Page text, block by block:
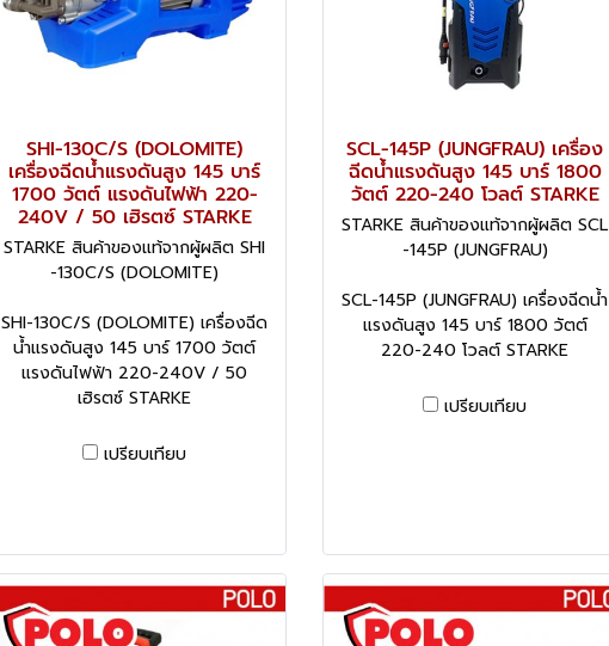
SHI-130C/S (DOLOMITE)
เครื่องฉีดน้ำแรงดันสูง 145 บาร์
1700 วัตต์ แรงดันไฟฟ้า 220-
240V / 50 เฮิรตซ์ STARKE
STARKE สินค้าของแท้จากผู้ผลิต SHI
-130C/S (DOLOMITE)
SHI-130C/S (DOLOMITE) เครื่องฉีด
น้ำแรงดันสูง 145 บาร์ 1700 วัตต์
แรงดันไฟฟ้า 220-240V / 50
เฮิรตซ์ STARKE
เปรียบเทียบ
SCL-145P (JUNGFRAU) เครื่อง
ฉีดน้ำแรงดันสูง 145 บาร์ 1800
วัตต์ 220-240 โวลต์ STARKE
STARKE สินค้าของแท้จากผู้ผลิต SCL
-145P (JUNGFRAU)
SCL-145P (JUNGFRAU) เครื่องฉีดน้ำ
แรงดันสูง 145 บาร์ 1800 วัตต์
220-240 โวลต์ STARKE
เปรียบเทียบ